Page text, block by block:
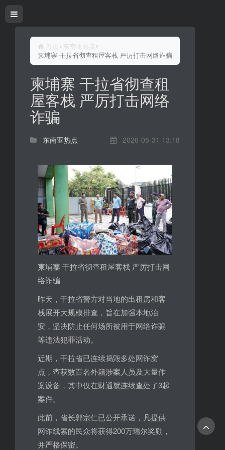
首页
东南亚热点
柬埔寨 干拉省彻查租屋客栈 严厉打击网络诈骗
柬埔寨 干拉省彻查租
屋客栈 严厉打击网络
诈骗
东南亚热点 2026-05-31 13:18
柬埔寨 干拉省彻查租屋客栈 严厉打击网
络诈骗
昨天，干拉省警方对当地的出租房和客
栈展开大规模排查，旨在加强本地治
安，坚决防止任何场所被用于网络诈骗
等违法犯罪活动。
近期，干拉省已连续捣毁多处网诈窝
点，查获数百名外籍涉案人员及大量作
案设备，其中仅在财通就连续查处了3起
案件。
此前，省长郭宗仁已公开承诺，凡提供
网诈线索的民众将获得200万瑞尔奖励，
并严格保密。